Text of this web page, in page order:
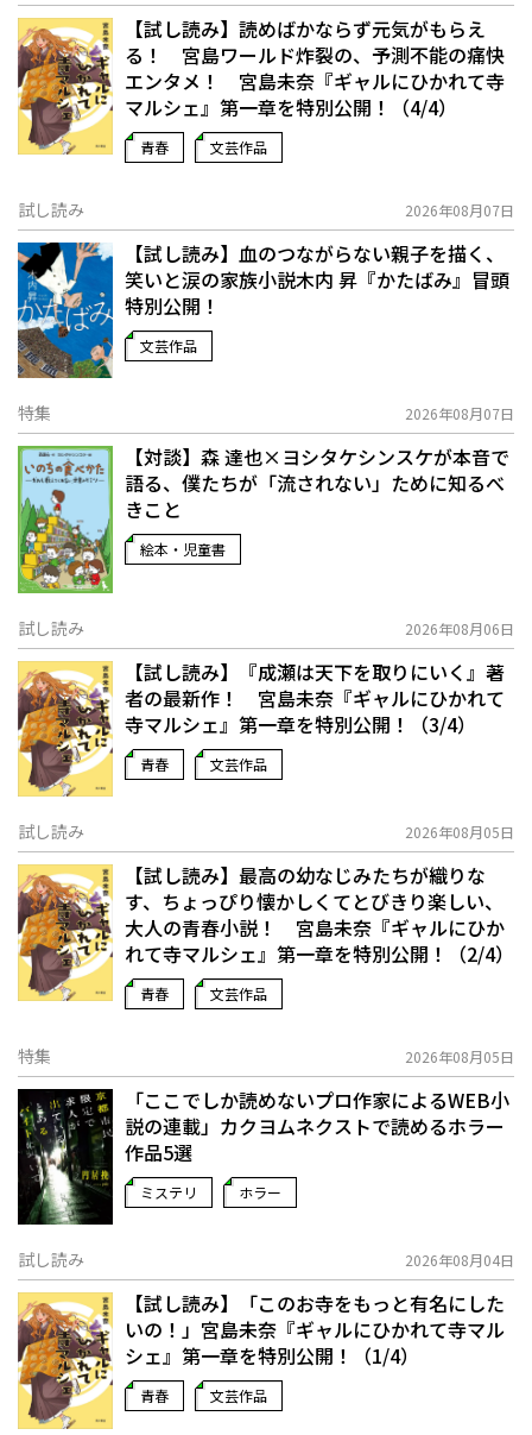
【試し読み】読めばかならず元気がもらえ
る！ 宮島ワールド炸裂の、予測不能の痛快
エンタメ！ 宮島未奈『ギャルにひかれて寺
マルシェ』第一章を特別公開！（4/4）
青春 文芸作品
試し読み 2026年08月07日
【試し読み】血のつながらない親子を描く、
笑いと涙の家族小説――木内 昇『かたばみ』冒頭
特別公開！
文芸作品
特集 2026年08月07日
【対談】森 達也×ヨシタケシンスケが本音で
語る、僕たちが「流されない」ために知るべ
きこと
絵本・児童書
試し読み 2026年08月06日
【試し読み】『成瀬は天下を取りにいく』著
者の最新作！ 宮島未奈『ギャルにひかれて
寺マルシェ』第一章を特別公開！（3/4）
青春 文芸作品
試し読み 2026年08月05日
【試し読み】最高の幼なじみたちが織りな
す、ちょっぴり懐かしくてとびきり楽しい、
大人の青春小説！ 宮島未奈『ギャルにひか
れて寺マルシェ』第一章を特別公開！（2/4）
青春 文芸作品
特集 2026年08月05日
「ここでしか読めないプロ作家によるWEB小
説の連載」――カクヨムネクストで読めるホラー
作品5選
ミステリ ホラー
試し読み 2026年08月04日
【試し読み】「このお寺をもっと有名にした
いの！」宮島未奈『ギャルにひかれて寺マル
シェ』第一章を特別公開！（1/4）
青春 文芸作品